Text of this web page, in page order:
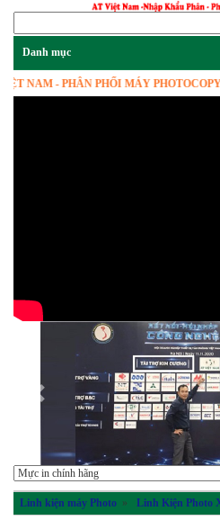
- PHÂN PHỐI MÁY PHOTOCOPY,
Previous
Linh kiện máy Photo » Linh Kiện Photo